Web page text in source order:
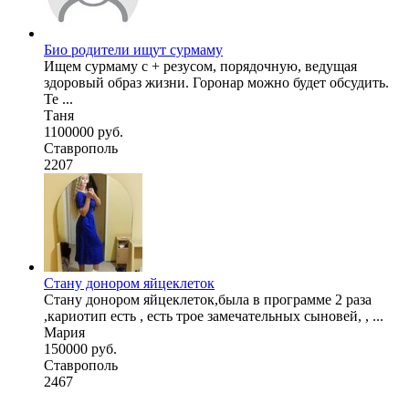
Био родители ищут сурмаму
Ищем сурмаму с + резусом, порядочную, ведущая
здоровый образ жизни. Горонар можно будет обсудить.
Те ...
Таня
1100000 руб.
Ставрополь
2207
Стану донором яйцеклеток
Стану донором яйцеклеток,была в программе 2 раза
,кариотип есть , есть трое замечательных сыновей, , ...
Мария
150000 руб.
Ставрополь
2467